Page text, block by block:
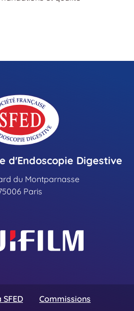
d'Endoscopie Digestive
du Montparnasse
Paris
SFED Commissions